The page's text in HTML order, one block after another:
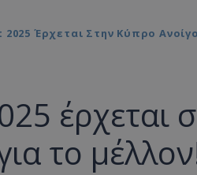
2025 Έρχεται Στην Κύπρο
έρχεται
το